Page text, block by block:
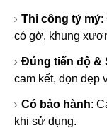
Thi công tỷ mỷ:
có gờ, khung
Đúng tiến độ &
cam kết, dọn dẹp
Có bảo hành:
khi sử dụng.